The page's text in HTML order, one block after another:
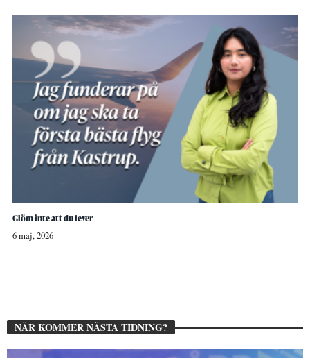
Glöm inte att du lever
6 maj, 2026
NÄR KOMMER NÄSTA TIDNING?